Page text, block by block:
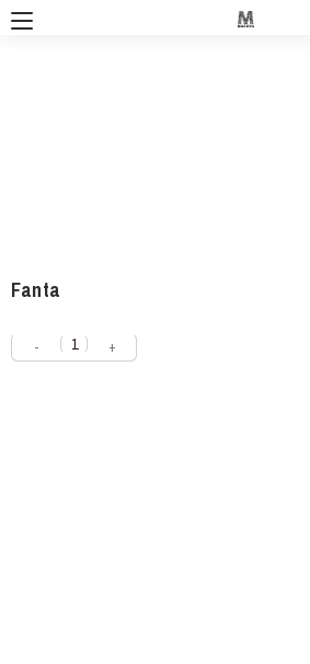
Fanta
- +